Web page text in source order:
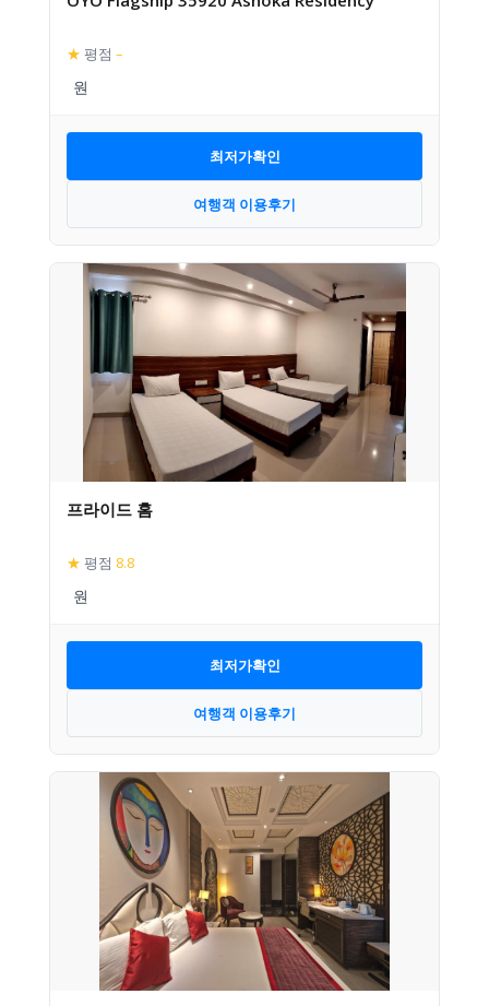
★ 평점 –
최저가확인
여행객 이용후기
프라이드 홈
★ 평점 8.8
최저가확인
여행객 이용후기